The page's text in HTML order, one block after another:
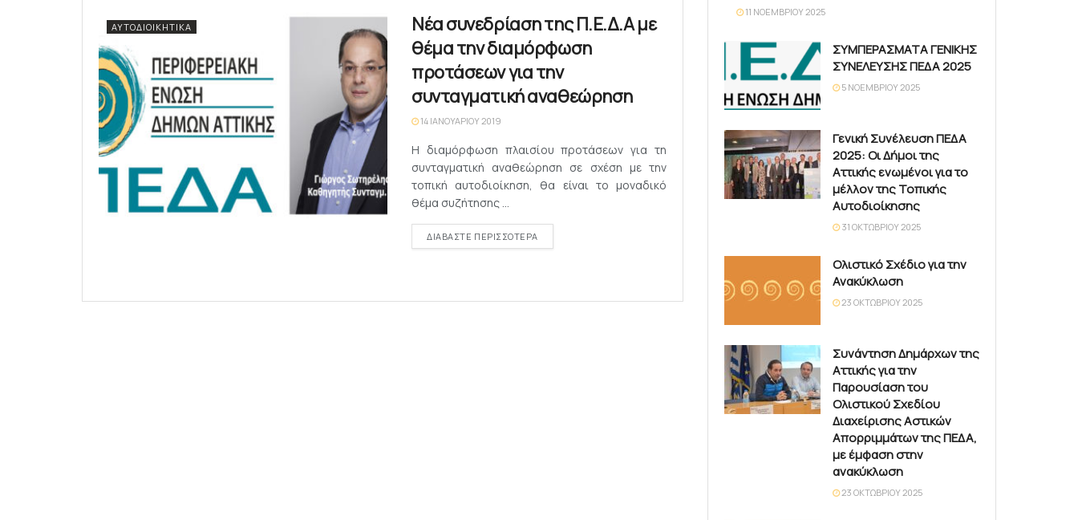
ΑΥΤΟΔΙΟΙΚΗΤΙΚΆ
Nέα συνεδρίαση της Π.Ε.Δ.Α με
θέμα την διαμόρφωση
προτάσεων για την
συνταγματική αναθεώρηση
14 ΙΑΝΟΥΑΡΊΟΥ 2019
Η διαμόρφωση πλαισίου προτάσεων για τη
συνταγματική αναθεώρηση σε σχέση με την
τοπική αυτοδιοίκηση, θα είναι το μοναδικό
θέμα συζήτησης ...
ΔΙΑΒΆΣΤΕ ΠΕΡΙΣΣΌΤΕΡΑ
11 ΝΟΕΜΒΡΊΟΥ 2025
ΣΥΜΠΕΡΑΣΜΑΤΑ ΓΕΝΙΚΗΣ
ΣΥΝΕΛΕΥΣΗΣ ΠΕΔΑ 2025
5 ΝΟΕΜΒΡΊΟΥ 2025
Γενική Συνέλευση ΠΕΔΑ
2025: Οι Δήμοι της
Αττικής ενωμένοι για το
μέλλον της Τοπικής
Αυτοδιοίκησης
31 ΟΚΤΩΒΡΊΟΥ 2025
Ολιστικό Σχέδιο για την
Ανακύκλωση
23 ΟΚΤΩΒΡΊΟΥ 2025
Συνάντηση Δημάρχων της
Αττικής για την
Παρουσίαση του
Ολιστικού Σχεδίου
Διαχείρισης Αστικών
Απορριμμάτων της ΠΕΔΑ,
με έμφαση στην
ανακύκλωση
23 ΟΚΤΩΒΡΊΟΥ 2025